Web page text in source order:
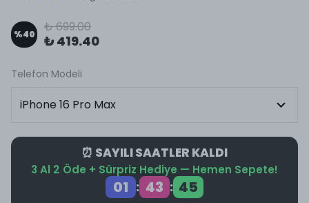
%40 ₺ 699.00
₺ 419.40
Telefon Modeli
⏰ SAYILI SAATLER KALDI
3 Al 2 Öde + Sürpriz Hediye — Hemen Sepete!
01 : 43 : 44